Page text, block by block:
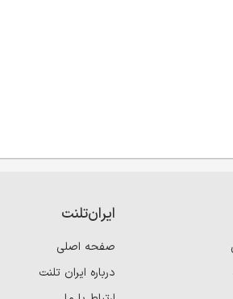
ایران‌تلنت
صفحه اصلی
درباره ایران تلنت